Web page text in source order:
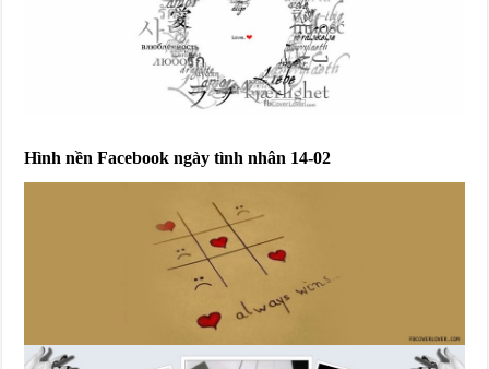
Hình nền Facebook ngày tình nhân 14-02